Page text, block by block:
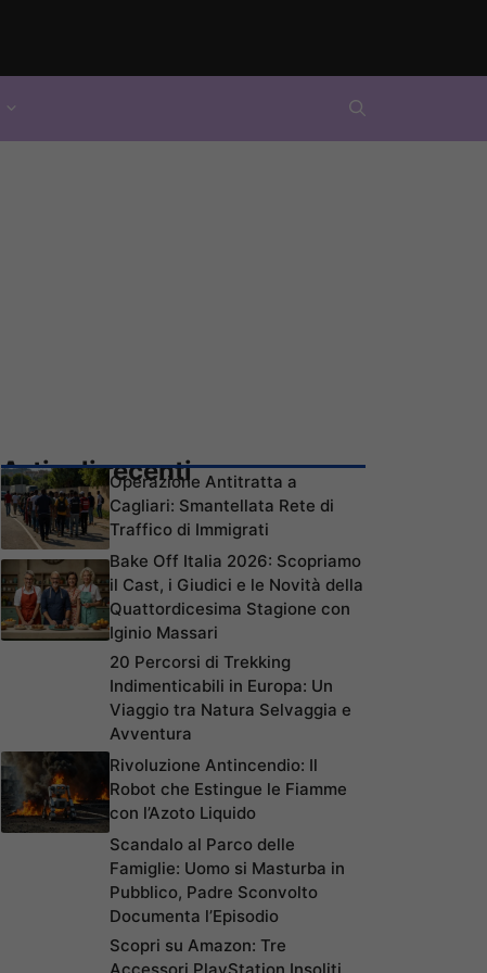
Articoli recentiOperazione Antitratta a
Cagliari: Smantellata Rete di
Traffico di Immigrati
Bake Off Italia 2026: Scopriamo
il Cast, i Giudici e le Novità della
Quattordicesima Stagione con
Iginio Massari
20 Percorsi di Trekking
Indimenticabili in Europa: Un
Viaggio tra Natura Selvaggia e
Avventura
Rivoluzione Antincendio: Il
Robot che Estingue le Fiamme
con l’Azoto Liquido
Scandalo al Parco delle
Famiglie: Uomo si Masturba in
Pubblico, Padre Sconvolto
Documenta l’Episodio
Scopri su Amazon: Tre
Accessori PlayStation Insoliti